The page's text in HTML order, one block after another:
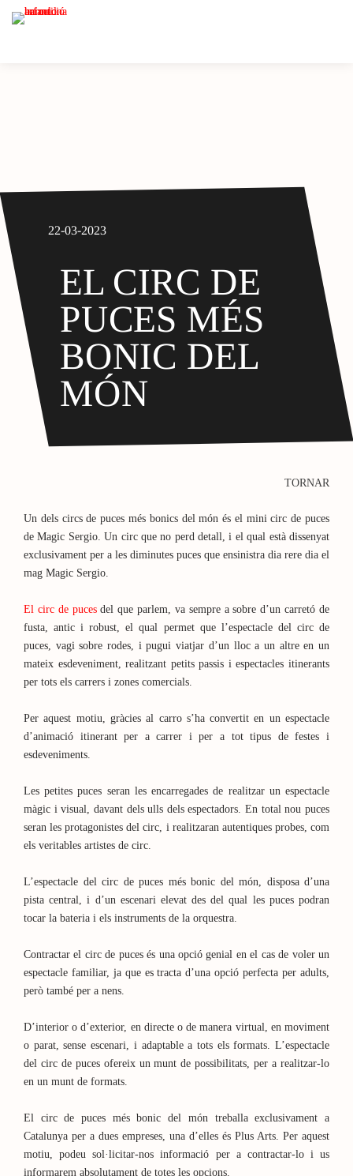
22-03-2023
EL CIRC DE
PUCES MÉS
BONIC DEL
MÓN
TORNAR
Un dels circs de puces més bonics del món és el mini circ de puces
de Magic Sergio. Un circ que no perd detall, i el qual està dissenyat
exclusivament per a les diminutes puces que ensinistra dia rere dia el
mag Magic Sergio.
El circ de pucesdel que parlem, va sempre a sobre d’un carretó de
fusta, antic i robust, el qual permet que l’espectacle del circ de
puces, vagi sobre rodes, i pugui viatjar d’un lloc a un altre en un
mateix esdeveniment, realitzant petits passis i espectacles itinerants
per tots els carrers i zones comercials.
Per aquest motiu, gràcies al carro s’ha convertit en un espectacle
d’animació itinerant per a carrer i per a tot tipus de festes i
esdeveniments.
Les petites puces seran les encarregades de realitzar un espectacle
màgic i visual, davant dels ulls dels espectadors. En total nou puces
seran les protagonistes del circ, i realitzaran autentiques probes, com
els veritables artistes de circ.
L’espectacle del circ de puces més bonic del món, disposa d’una
pista central, i d’un escenari elevat des del qual les puces podran
tocar la bateria i els instruments de la orquestra.
Contractar el circ de puces és una opció genial en el cas de voler un
espectacle familiar, ja que es tracta d’una opció perfecta per adults,
però també per a nens.
D’interior o d’exterior, en directe o de manera virtual, en moviment
o parat, sense escenari, i adaptable a tots els formats. L’espectacle
del circ de puces ofereix un munt de possibilitats, per a realitzar-lo
en un munt de formats.
El circ de puces més bonic del món treballa exclusivament a
Catalunya per a dues empreses, una d’elles és Plus Arts. Per aquest
motiu, podeu sol·licitar-nos informació per a contractar-lo i us
informarem absolutament de totes les opcions.